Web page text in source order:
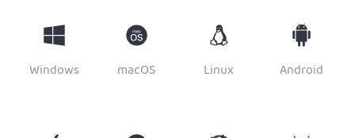
Windows macOS Linux Android